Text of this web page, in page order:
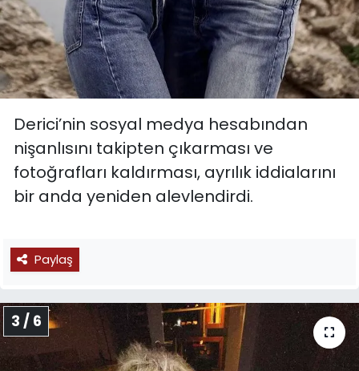
Derici’nin sosyal medya hesabından
nişanlısını takipten çıkarması ve
fotoğrafları kaldırması, ayrılık iddialarını
bir anda yeniden alevlendirdi.
Paylaş
3 / 6